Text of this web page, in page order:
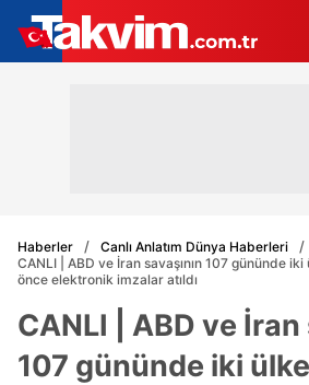
Haberler
Canlı Anlatım Dünya Haberleri
CANLI | ABD ve İran savaşının 107 gününde
önce elektronik imzalar atıldı
CANLI | ABD ve İran
107 gününde iki